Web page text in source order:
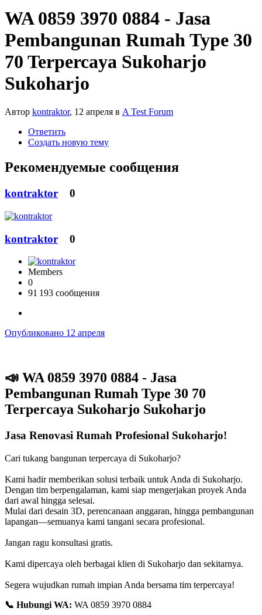
WA 0859 3970 0884 - Jasa
Pembangunan Rumah Type 30
70 Terpercaya Sukoharjo
Sukoharjo
Автор kontraktor, 12 апреля в A Test Forum
Ответить
Создать новую тему
Рекомендуемые сообщения
kontraktor 0
kontraktor 0
Members
0
91 193 сообщения
Опубликовано 12 апреля
📣 WA 0859 3970 0884 - Jasa
Pembangunan Rumah Type 30 70
Terpercaya Sukoharjo Sukoharjo
Jasa Renovasi Rumah Profesional Sukoharjo!
Cari tukang bangunan terpercaya di Sukoharjo?
Kami hadir memberikan solusi terbaik untuk Anda di Sukoharjo.
Dengan tim berpengalaman, kami siap mengerjakan proyek Anda
dari awal hingga selesai.
Mulai dari desain 3D, perencanaan anggaran, hingga pembangunan
lapangan—semuanya kami tangani secara profesional.
Jangan ragu konsultasi gratis.
Kami dipercaya oleh berbagai klien di Sukoharjo dan sekitarnya.
Segera wujudkan rumah impian Anda bersama tim terpercaya!
📞 Hubungi WA: WA 0859 3970 0884